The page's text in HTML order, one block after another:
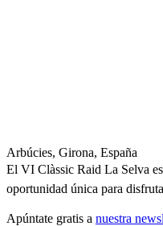
Arbúcies, Girona, España
El VI Clàssic Raid La Selva
oportunidad única para
Apúntate gratis a nuestra